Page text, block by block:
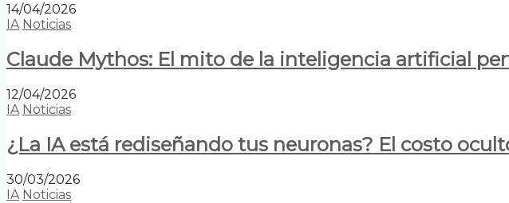
14/04/2026
IA Noticias
Claude Mythos: El mito de la inteligencia artificial
12/04/2026
IA Noticias
¿La IA está rediseñando tus neuronas? El costo
30/03/2026
IA Noticias